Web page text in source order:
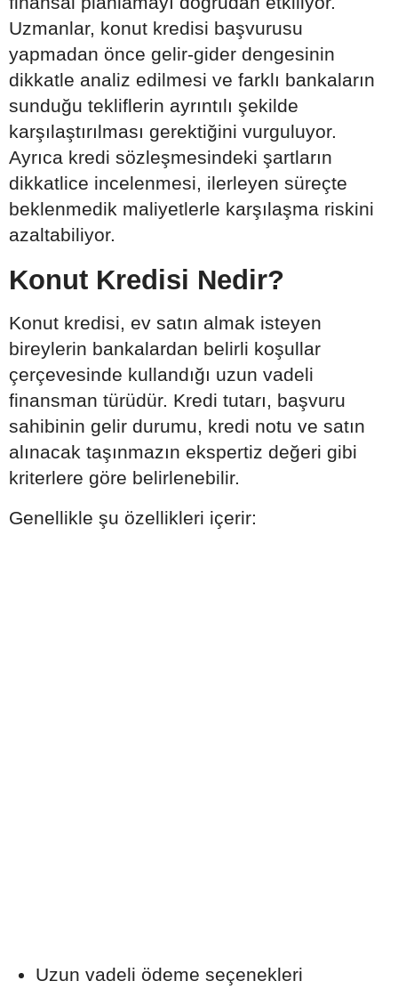
Uzmanlar, konut kredisi başvurusu
yapmadan önce gelir-gider dengesinin
dikkatle analiz edilmesi ve farklı bankaların
sunduğu tekliflerin ayrıntılı şekilde
karşılaştırılması gerektiğini vurguluyor.
Ayrıca kredi sözleşmesindeki şartların
dikkatlice incelenmesi, ilerleyen süreçte
beklenmedik maliyetlerle karşılaşma riskini
azaltabiliyor.
Konut Kredisi Nedir?
Konut kredisi, ev satın almak isteyen
bireylerin bankalardan belirli koşullar
çerçevesinde kullandığı uzun vadeli
finansman türüdür. Kredi tutarı, başvuru
sahibinin gelir durumu, kredi notu ve satın
alınacak taşınmazın ekspertiz değeri gibi
kriterlere göre belirlenebilir.
Genellikle şu özellikleri içerir:
Uzun vadeli ödeme seçenekleri